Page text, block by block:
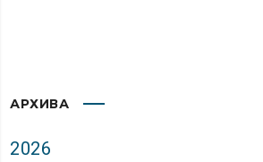
АРХИВА
2026